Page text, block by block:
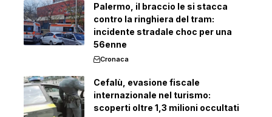
Palermo, il braccio le si stacca
contro la ringhiera del tram:
incidente stradale choc per una
56enne
Cronaca
Cefalù, evasione fiscale
internazionale nel turismo:
scoperti oltre 1,3 milioni occultati